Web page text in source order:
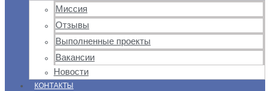
Миссия
Отзывы
Выполненные проекты
Вакансии
Новости
КОНТАКТЫ